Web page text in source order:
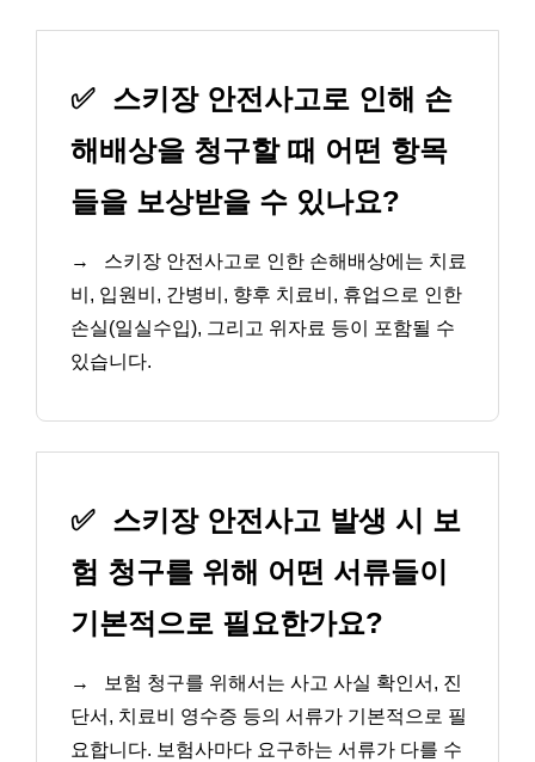
✅ 스키장 안전사고로 인해 손
해배상을 청구할 때 어떤 항목
들을 보상받을 수 있나요?
→
스키장 안전사고로 인한 손해배상에는 치료
비, 입원비, 간병비, 향후 치료비, 휴업으로 인한
손실(일실수입), 그리고 위자료 등이 포함될 수
있습니다.
✅ 스키장 안전사고 발생 시 보
험 청구를 위해 어떤 서류들이
기본적으로 필요한가요?
→
보험 청구를 위해서는 사고 사실 확인서, 진
단서, 치료비 영수증 등의 서류가 기본적으로 필
요합니다. 보험사마다 요구하는 서류가 다를 수